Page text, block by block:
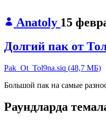
Anatoly 15
Долгий пак от
Pak_Ot_Tol9na.siq (48,7 МБ)
Большой пак на самые
Раундларда